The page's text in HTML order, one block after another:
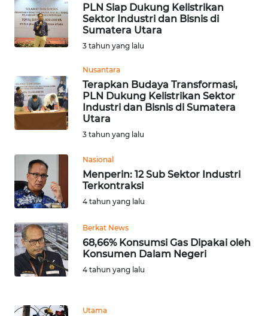
PLN Siap Dukung Kelistrikan
Sektor Industri dan Bisnis di
Sumatera Utara
3 tahun yang lalu
Nusantara
Terapkan Budaya Transformasi,
PLN Dukung Kelistrikan Sektor
Industri dan Bisnis di Sumatera
Utara
3 tahun yang lalu
Nasional
Menperin: 12 Sub Sektor Industri
Terkontraksi
4 tahun yang lalu
Berkat News
68,66% Konsumsi Gas Dipakai oleh
Konsumen Dalam Negeri
4 tahun yang lalu
Utama
WN
DAIRI
WN
TOBA
WN
LANGKAT
WN
TAPANULI
SELATAN
WN
TANJUNG
LESUNG
WN